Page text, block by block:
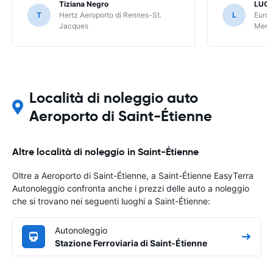
T
Tiziana Negro
Hertz Aeroporto di Rennes-St.
Jacques
L
Località di noleggio auto
Aeroporto di Saint-Étienne
Altre località di noleggio in Saint-Étienne
Oltre a Aeroporto di Saint-Étienne, a Saint-Étienne EasyTerra
Autonoleggio confronta anche i prezzi delle auto a noleggio
che si trovano nei seguenti luoghi a Saint-Étienne:
Autonoleggio
Stazione Ferroviaria di Saint-Étienne